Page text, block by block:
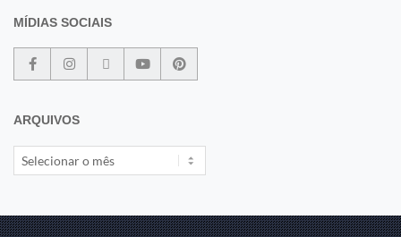
MÍDIAS SOCIAIS
ARQUIVOS